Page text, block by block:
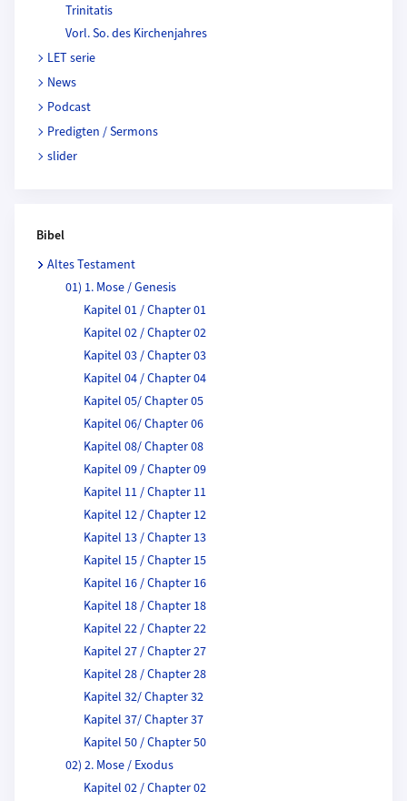
Trinitatis
Vorl. So. des Kirchenjahres
LET serie
News
Podcast
Predigten / Sermons
slider
Bibel
Altes Testament
01) 1. Mose / Genesis
Kapitel 01 / Chapter 01
Kapitel 02 / Chapter 02
Kapitel 03 / Chapter 03
Kapitel 04 / Chapter 04
Kapitel 05/ Chapter 05
Kapitel 06/ Chapter 06
Kapitel 08/ Chapter 08
Kapitel 09 / Chapter 09
Kapitel 11 / Chapter 11
Kapitel 12 / Chapter 12
Kapitel 13 / Chapter 13
Kapitel 15 / Chapter 15
Kapitel 16 / Chapter 16
Kapitel 18 / Chapter 18
Kapitel 22 / Chapter 22
Kapitel 27 / Chapter 27
Kapitel 28 / Chapter 28
Kapitel 32/ Chapter 32
Kapitel 37/ Chapter 37
Kapitel 50 / Chapter 50
02) 2. Mose / Exodus
Kapitel 02 / Chapter 02